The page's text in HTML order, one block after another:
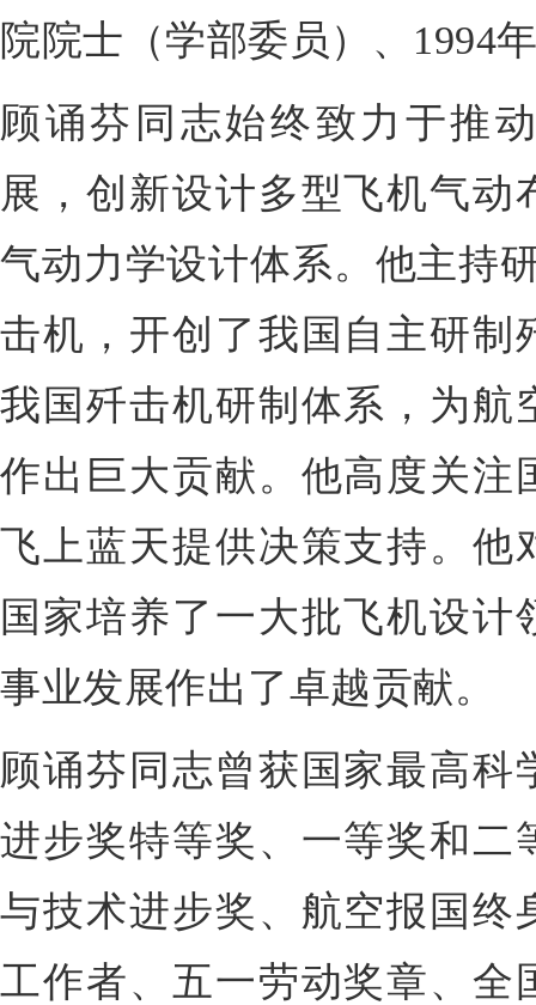
院院士（学部委员）、1994
顾诵芬同志始终致力于推
展，创新设计多型飞机气
气动力学设计体系。他主持
击机，开创了我国自主研制
我国歼击机研制体系，为航
作出巨大贡献。他高度关注
飞上蓝天提供决策支持。他
国家培养了一大批飞机设
事业发展作出了卓越贡献。
顾诵芬同志曾获国家最高科
进步奖特等奖、一等奖和二
与技术进步奖、航空报国终
工作者、五一劳动奖章、全